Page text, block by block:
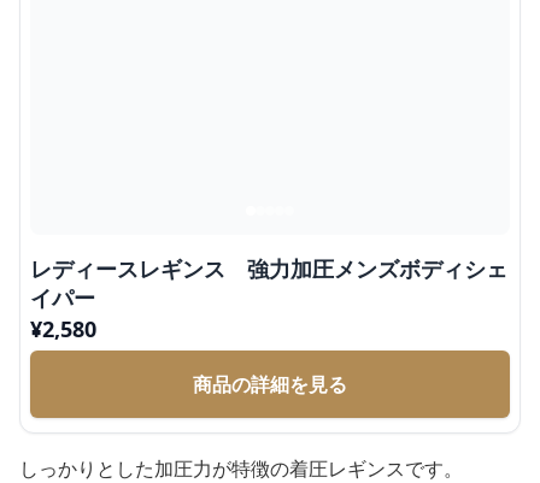
レディースレギンス 強力加圧メンズボディシェ
イパー
¥2,580
商品の詳細を見る
しっかりとした加圧力が特徴の着圧レギンスです。